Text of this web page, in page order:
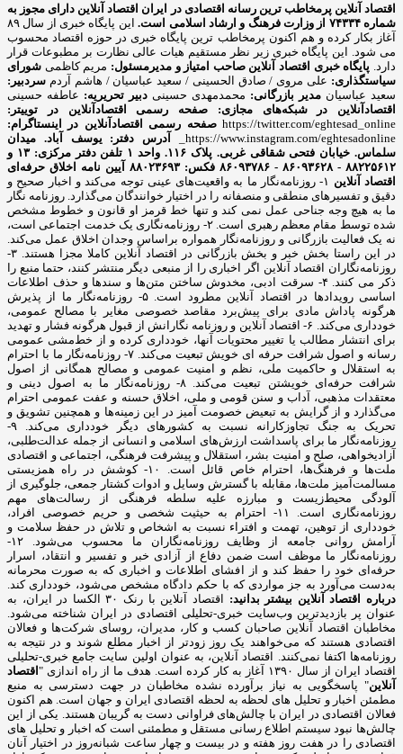
اقتصاد آنلاین پرمخاطب ترین رسانه اقتصادی در ایران اقتصاد آنلاین دارای مجوز به
شماره ۷۴۳۳۴ از وزارت فرهنگ و ارشاد اسلامی است.
این پایگاه خبری از سال ۸۹
آغاز بکار کرده و هم اکنون پرمخاطب ترین پایگاه خبری در حوزه اقتصاد محسوب
می شود. این پایگاه خبری زیر نظر مستقیم هیات عالی نظارت بر مطبوعات قرار
دارد. پایگاه خبری اقتصاد آنلاین صاحب امتیاز و مدیرمسئول: مریم کاظمی شورای
سیاستگذاری: علی مروی / صادق الحسینی / سعید عباسیان / هاشم آردم سردبیر:
سعید عباسیان مدیر بازرگانی: محمدمهدی حسینی دبیر تحریریه: عاطفه حسینی
اقتصادآنلاین در شبکه‌های مجازی:
صفحه رسمی اقتصادآنلاین در توییتر:
https://twitter.com/eghtesad_online صفحه رسمی اقتصادآنلاین در اینستاگرام:
https://www.instagram.com/eghtesadonline_
آدرس دفتر: یوسف آباد. میدان
سلماس. خیابان فتحی شقاقی غربی. پلاک ۱۱۶. واحد ۱
تلفن دفتر مرکزی: ۱۳ و
۸۸۲۲۵۶۱۲ - ۸۶۰۹۳۶۲۸ - ۸۶۰۹۳۷۸۶ فکس: ۸۸۰۲۳۶۹۳
آیین نامه اخلاق حرفه‌ای
اقتصاد آنلاین
۱- روزنامه‌نگار ما به واقعیت‌های عینی توجه می‌کند و اخبار صحیح و
دقیق و تفسیرهای منطقی و منصفانه را در اختیار خوانندگان می‌گذارد. روزنامه نگار
ما به هیچ وجه جناحی عمل نمی کند و تنها خط قرمز او قانون و خطوط مشخص
شده توسط مقام معظم رهبری است. ۲- روزنامه‌نگاری یک خدمت اجتماعی است،
نه یک فعالیت بازرگانی و روزنامه‌نگار همواره براساس وجدان اخلاق عمل می‌کند.
در این راستا بخش خبر و بخش بازرگانی در اقتصاد آنلاین کاملا مجزا هستند. ۳-
روزنامه‌نگاران اقتصاد آنلاین اگر اخباری را از منبعی دیگر منتشر کنند، حتما منبع را
ذکر می کنند. ۴- سرقت ادبی، مخدوش ساختن متن‌ها و سندها و حذف اطلاعات
اساسی رویدادها در اقتصاد آنلاین مطرود است. ۵- روزنامه‌نگار ما از پذیرش
هرگونه پاداش مادی برای پیش‌برد مقاصد خصوصی مغایر با مصالح عمومی،
خودداری می‌کند. ۶- اقتصاد آنلاین و روزنامه نگارانش از قبول هرگونه فشار و تهدید
برای انتشار مطالب یا تغییر محتویات آنها، خودداری کرده و از خط‌مشی عمومی
رسانه و اصول شرافت حرفه ای خویش تبعیت می‌کند. ۷- روزنامه‌نگار ما با احترام
به استقلال و حاکمیت ملی، نظم و امنیت عمومی و مصالح همگانی از اصول
شرافت حرفه‌ای خویشتن تبعیت می‌کند. ۸- روزنامه‌نگار ما به اصول دینی و
معتقدات مذهبی، آداب و سنن قومی و ملی، اخلاق حسنه و عفت عمومی احترام
می‌گذارد و از گرایش به تبعیض خصومت آمیز در این زمینه‌ها و همچنین تشویق و
تحریک به جنگ تجاوزکارانه نسبت به کشورهای دیگر خودداری می‌کند. ۹-
روزنامه‌نگار ما برای پاسداشت ارزش‌های اسلامی و انسانی از جمله عدالت‌طلبی،
آزادیخواهی، صلح و امنیت بشر، استقلال و پیشرفت فرهنگی، اجتماعی و اقتصادی
ملت‌ها و فرهنگ‌ها، احترام خاص قائل است. ۱۰- کوشش در راه همزیستی
مسالمت‌آمیز ملت‌ها، مقابله با گسترش وسایل و ادوات کشتار جمعی، جلوگیری از
آلودگی محیط‌زیست و مبارزه علیه سلطه فرهنگی از رسالت‌های مهم
روزنامه‌نگاری است. ۱۱- احترام به حیثیت شخصی و حریم خصوصی افراد،
خودداری از توهین، تهمت و افتراء نسبت به اشخاص و تلاش در حفظ سلامت و
آرامش روانی جامعه از وظایف روزنامه‌نگاران ما محسوب می‌شود. ۱۲-
روزنامه‌نگار ما موظف است ضمن دفاع از آزادی خبر و تفسیر و انتقاد، اسرار
حرفه‌ای خود را حفظ کند و از افشای اطلاعات و اخباری که به صورت محرمانه
به‌دست می‌آورد به جز مواردی که با حکم دادگاه مشخص می‌شود، خودداری کند.
درباره اقتصاد آنلاین بیشتر بدانید:
اقتصاد آنلاین با رنک ۳۰ الکسا در ایران، به
عنوان پر بازدیدترین وب‌سایت خبری-تحلیلی اقتصادی در ایران شناخته می‌شود.
مخاطبان اقتصاد آنلاین صاحبان کسب و کار، مدیران، روسای شرکت‌ها و فعالان
اقتصادی هستند که می‌خواهند یک روز زودتر از اخبار مطلع شوند و در نتیجه به
روزنامه‌ها اکتفا نمی‌کنند. اقتصاد آنلاین، به عنوان اولین سایت جامع خبری-تحلیلی
اقتصاد ایران از سال ۱۳۹۰ آغاز به کار کرده است. هدف ما از راه اندازی "
اقتصاد
آنلاین" پاسخگویی به نیاز برآورده نشده مخاطبان در جهت دسترسی به منبع
مطمئن اخبار و تحلیل های لحظه به لحظه اقتصادی ایران و جهان است. هم اکنون
فعالان اقتصادی در ایران با چالش‌های فراوانی دست به گریبان هستند. یکی از این
چالش‌ها نبود سیستم اطلاع رسانی مستقل و مطمئنی است که اخبار و تحلیل های
اقتصادی را در هفت روز هفته و در بیست و چهار ساعت شبانه‌روز در اختیار آنان